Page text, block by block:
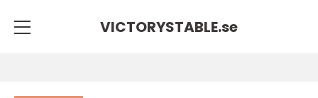
VICTORYSTABLE.se